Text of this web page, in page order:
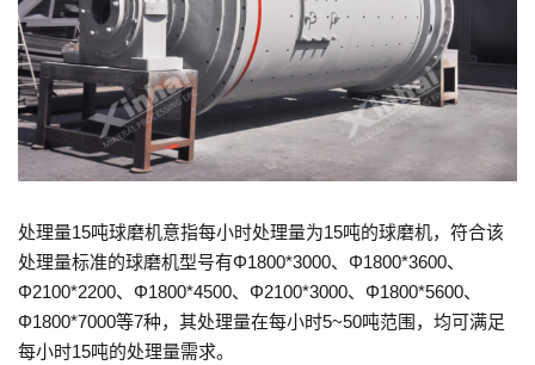
处理量15吨球磨机意指每小时处理量为15吨的球磨机，符合该
处理量标准的球磨机型号有Φ1800*3000、Φ1800*3600、
Φ2100*2200、Φ1800*4500、Φ2100*3000、Φ1800*5600、
Φ1800*7000等7种，其处理量在每小时5~50吨范围，均可满足
每小时15吨的处理量需求。